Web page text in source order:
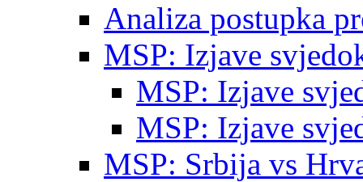
Analiza postupka
MSP: Izjave
MSP: Izjave
MSP: Izjave
MSP: Srbija vs